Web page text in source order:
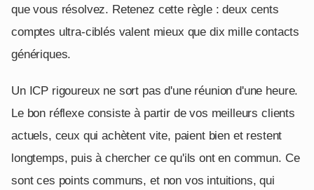
que vous résolvez. Retenez cette règle : deux cents
comptes ultra-ciblés valent mieux que dix mille contacts
génériques.
Un ICP rigoureux ne sort pas d'une réunion d'une heure.
Le bon réflexe consiste à partir de vos meilleurs clients
actuels, ceux qui achètent vite, paient bien et restent
longtemps, puis à chercher ce qu'ils ont en commun. Ce
sont ces points communs, et non vos intuitions, qui